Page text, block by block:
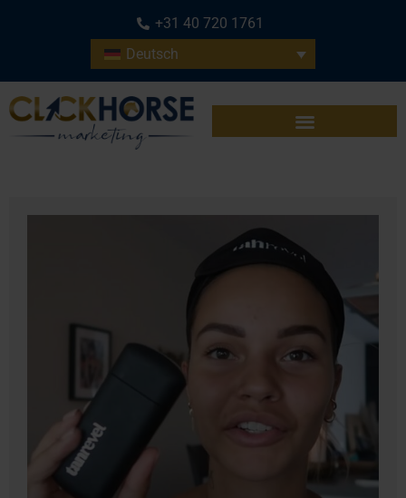
+31 40 720 1761
Deutsch